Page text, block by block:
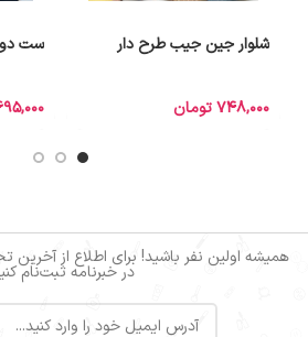
شلوار جین جیب طرح دار
748,000تومان
ست دو
همیشه اولین نفر باشید! برای اطلاع از آخرین
در خبرنامه ثبت‌نام